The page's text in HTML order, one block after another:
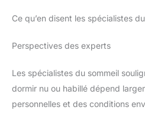
Ce qu’en disent les spécialistes
Perspectives des experts
Les spécialistes du sommeil
dormir nu ou habillé dépend
personnelles et des conditions